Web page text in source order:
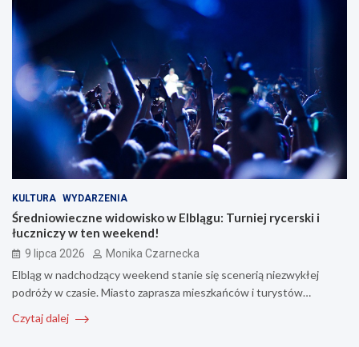
KULTURA WYDARZENIA
Średniowieczne widowisko w Elblągu: Turniej rycerski i
łuczniczy w ten weekend!
9 lipca 2026 Monika Czarnecka
Elbląg w nadchodzący weekend stanie się scenerią niezwykłej
podróży w czasie. Miasto zaprasza mieszkańców i turystów…
Czytaj dalej